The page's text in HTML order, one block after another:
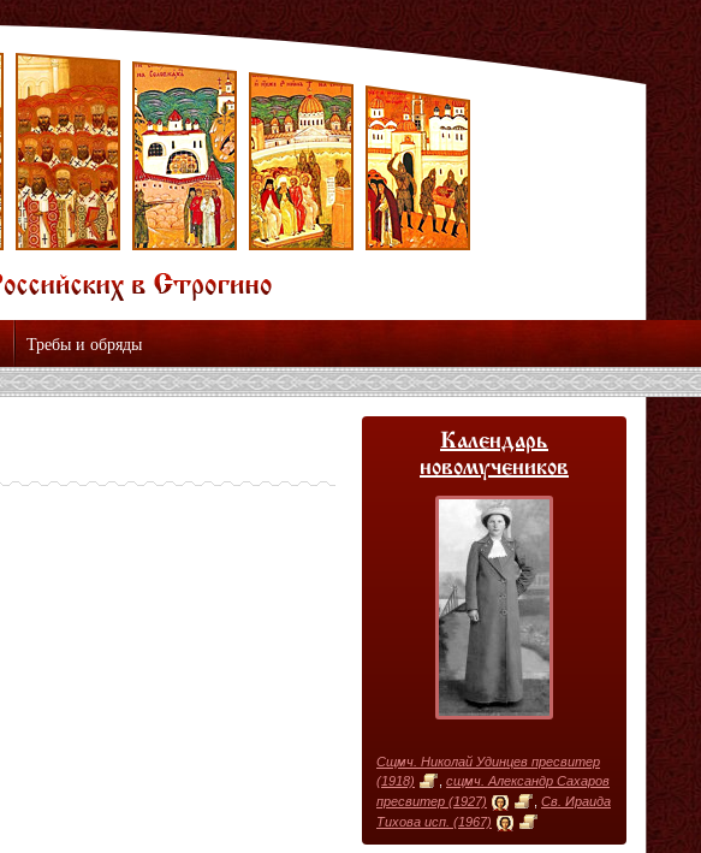
Требы и обряды
Календарь
новомучеников
Сщмч. Николай Удинцев пресвитер
(1918)
сщмч. Александр Сахаров
пресвитер (1927)
Св. Ираида
Тихова исп. (1967)